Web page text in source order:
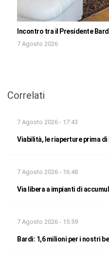
Incontro tra il Presidente
7 Agosto 2026
Correlati
7 Agosto 2026 - 17:43
Viabilità, le riaperture prima
7 Agosto 2026 - 16:48
Via libera a impianti di
7 Agosto 2026 - 15:59
Bardi: 1,6 milioni per i nostri